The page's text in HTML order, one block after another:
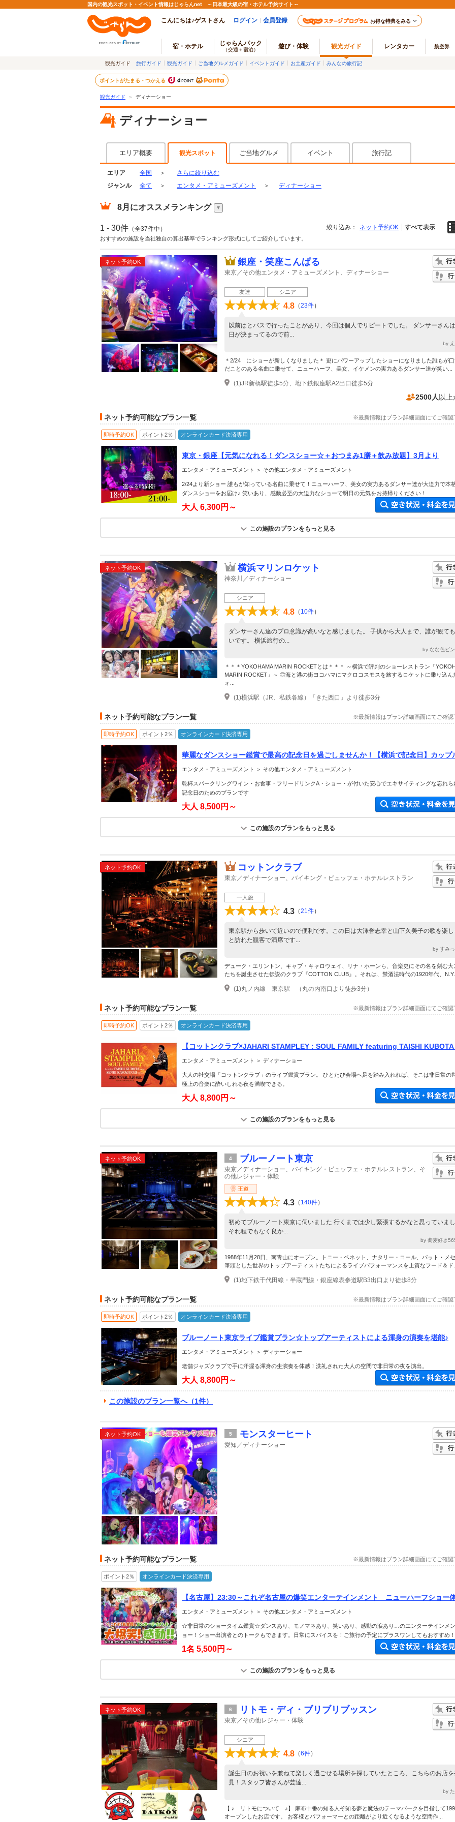
国内の観光スポット・イベント情報はじゃらんnet ～日本最大級の宿・ホテル予約サイト～
こんにちは♪ゲストさん ログイン 会員登録 お得な特典をみる
宿・ホテル じゃらんパック
（交通＋宿泊） 遊び・体験 観光ガイド レンタカー 航空券
観光ガイド 旅行ガイド 観光ガイド ご当地グルメガイド イベントガイド お土産ガイド みんなの旅行記
ポイントがたまる・つかえる
観光ガイド ＞ ディナーショー
ディナーショー
エリア概要 観光スポット ご当地グルメ イベント 旅行記
エリア 全国 ＞
さらに絞り込む
ジャンル
全て ＞ エンタメ・アミューズメント ＞ ディナーショー
8月 にオススメランキング
1 - 30件 （全37件中） 絞り込み： ネット予約OK すべて表示
おすすめの施設を当社独自の算出基準でランキング形式にしてご紹介しています。
ネット予約OK 銀座・笑座こんぱる
東京／その他エンタメ・アミューズメント、ディナーショー
友達 シニア
4.8 （23件）
以前はとバスで行ったことがあり、今回は個人でリピートでした。 ダンサーさん
日が決まってるので前...
by え
＊2/24 にショーが新しくなりました＊ 更にパワーアップしたショーになりました誰もが口
だことのある名曲に乗せて、ニューハーフ、美女、イケメンの実力あるダンサー達が笑い...
(1)JR新橋駅徒歩5分、地下鉄銀座駅A2出口徒歩5分
2500人 以
ネット予約可能なプラン一覧 ※最新情報はプラン詳細画面にてご確認
即時予約OK ポイント2％ オンラインカード決済専用
東京・銀座【元気になれる！ダンスショー☆＋おつまみ1膳＋飲み放題】3月より
エンタメ・アミューズメント ＞ その他エンタメ・アミューズメント
2/24より新ショー 誰もが知っている名曲に乗せて！ニューハーフ、美女の実力あるダンサー達が大迫力で本
ダンスショーをお届け♪ 笑いあり、感動必至の大迫力なショーで明日の元気をお持帰りください！
大人 6,300円～
この施設のプランをもっと見る
ネット予約OK 横浜マリンロケット
神奈川／ディナーショー
シニア
4.8 （ 10件）
ダンサーさん達のプロ意識が高いなと感じました。 子供から大人まで、誰が観て
いです。 横浜旅行の...
by なな色ピン
＊＊＊YOKOHAMA MARIN ROCKETとは＊＊＊ ～横浜で評判のショーレストラン「
MARIN ROCKET」～ ◎海と港の街ヨコハマにマクロコスモスを旅するロケットに乗り込ん
ォ...
(1)横浜駅（JR、私鉄各線）「きた西口」より徒歩3分
ネット予約可能なプラン一覧 ※最新情報はプラン詳細画面にてご確認
即時予約OK ポイント2％ オンラインカード決済専用
華麗なダンスショー鑑賞で最高の記念日を過ごしませんか！【横浜で記念日】カップ
エンタメ・アミューズメント ＞ その他エンタメ・アミューズメント
乾杯スパークリングワイン・お食事・フリードリンクA・ショー・が付いた安心でエキサイティングな忘れら
記念日のためのプランです
大人 8,500円～
この施設のプランをもっと見る
ネット予約OK コットンクラブ
東京／ディナーショー、バイキング・ビュッフェ・ホテルレストラン
一人旅
4.3 （21件）
東京駅から歩いて近いので便利です。この日は大澤誉志幸と山下久美子の歌を楽し
と訪れた観客で満席です...
by すみっ
デューク・エリントン、キャブ・キャロウェイ、リナ・ホーンら、音楽史にその名を刻む大
たちを誕生させた伝説のクラブ『COTTON CLUB』。それは、禁酒法時代の1920年代、N.Y.
(1)丸ノ内線 東京駅 （丸の内南口より徒歩3分）
ネット予約可能なプラン一覧 ※最新情報はプラン詳細画面にてご確認
即時予約OK ポイント2％ オンラインカード決済専用
【コットンクラブ×JAHARI STAMPLEY : SOUL FAMILY featuring TAISHI KUBOTA
エンタメ・アミューズメント ＞ ディナーショー
大人の社交場「コットンクラブ」のライブ鑑賞プラン。 ひとたび会場へ足を踏み入れれば、そこは非日常の
極上の音楽に酔いしれる夜を満喫できる。
大人 8,800円～
この施設のプランをもっと見る
ネット予約OK 4 ブルーノート東京
東京／ディナーショー、バイキング・ビュッフェ・ホテルレストラン、そ
の他レジャー・体験
王道
4.3 （ 140件）
初めてブルーノート東京に伺いました 行くまでは少し緊張するかなと思っていま
それ程でもなく良か...
by 蕎麦好き
1988年11月28日、南青山にオープン。トニー・ベネット、ナタリー・コール、パット・メ
筆頭とした世界のトップアーティストたちによるライブパフォーマンスを上質なフード＆ド...
(1)地下鉄千代田線・半蔵門線・銀座線表参道駅B3出口より徒歩8分
ネット予約可能なプラン一覧 ※最新情報はプラン詳細画面にてご確認
即時予約OK ポイント2％ オンラインカード決済専用
ブルーノート東京ライブ鑑賞プラン☆トップアーティストによる渾身の演奏を堪能♪
エンタメ・アミューズメント ＞ ディナーショー
老舗ジャズクラブで手に汗握る渾身の生演奏を体感！洗礼された大人の空間で非日常の夜を演出。
大人 8,800円～
この施設のプラン一覧へ（1件）
ネット予約OK 5 モンスターヒート
愛知／ディナーショー
ネット予約可能なプラン一覧 ※最新情報はプラン詳細画面にてご確認
ポイント2％ オンラインカード決済専用
【名古屋】23:30～これぞ名古屋の爆笑エンターテインメント ニューハーフショー
約ください。
エンタメ・アミューズメント ＞ その他エンタメ・アミューズメント
☆非日常のショータイム鑑賞☆ダンスあり、モノマネあり、笑いあり、感動の涙あり…のエンターテインメ
ョー！ショー出演者とのトークもできます。日常にスパイスを！ご旅行の予定にプラスワンしてもおすすめ！
1名 5,500円～
この施設のプランをもっと見る
ネット予約OK 6 リトモ・ディ・ブリブリブッスン
東京／その他レジャー・体験
シニア
4.8 （6件）
誕生日のお祝いを兼ねて楽しく過ごせる場所を探していたところ、こちらのお店を
見！スタッフ皆さんが芸達...
by た
【 ♪ リトモについて ♪】 麻布十番の知る人ぞ知る夢と魔法のテーマパークを目指して
オープンしたお店です。 お客様とパフォーマーとの距離がより近くなるような空間作...